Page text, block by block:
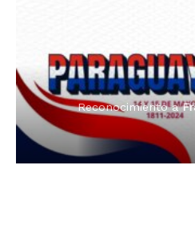
Dama de
Reconocimiento a
Reconocimiento a
Radio
Premio Orgullo
Reconocimiento a